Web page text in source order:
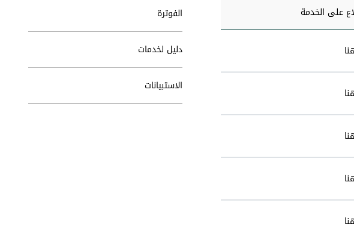
على الخدمة الفوترة
دليل لخدمات
الاستبيانات